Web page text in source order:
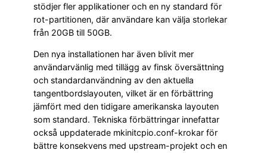
stödjer fler applikationer och en ny standard för
rot-partitionen, där användare kan välja storlekar
från 20GB till 50GB.
Den nya installationen har även blivit mer
användarvänlig med tillägg av finsk översättning
och standardanvändning av den aktuella
tangentbordslayouten, vilket är en förbättring
jämfört med den tidigare amerikanska layouten
som standard. Tekniska förbättringar innefattar
också uppdaterade mkinitcpio.conf-krokar för
bättre konsekvens med upstream-projekt och en